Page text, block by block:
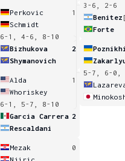
Perkovic
1
Schmidt
6-1, 4-6, 8-10
Bizhukova
2
Shymanovich
Alda
1
Whoriskey
6-1, 5-7, 8-10
Garcia Carrera 2
Rescaldani
Mezak
0
Njiric
3-6, 2-6
Benitez
Forte
5-7, 6-0,